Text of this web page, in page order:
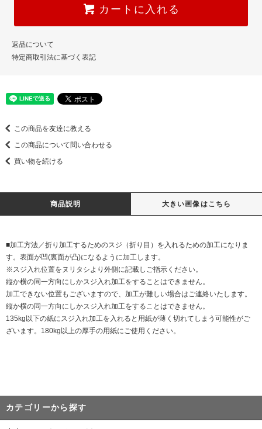
カートに入れる
返品について
特定商取引法に基づく表記
この商品を友達に教える
この商品について問い合わせる
買い物を続ける
商品説明 大きい画像はこちら
■加工方法／折り加工するためのスジ（折り目）を入れるための加工になりま
す。表面が凹(裏面が凸)になるように加工します。
※スジ入れ位置をヌリタシより外側に記載しご指示ください。
縦か横の同一方向にしかスジ入れ加工をすることはできません。
加工できない位置もございますので、加工が難しい場合はご連絡いたします。
縦か横の同一方向にしかスジ入れ加工をすることはできません。
135kg以下の紙にスジ入れ加工を入れると用紙が薄く切れてしまう可能性がご
ざいます。180kg以上の厚手の用紙にご使用ください。
カテゴリーから探す